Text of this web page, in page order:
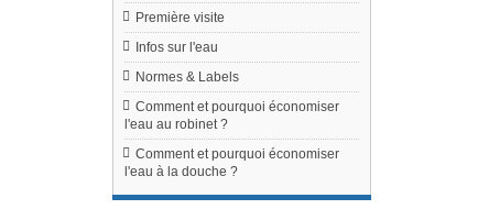
Première visite
Infos sur l'eau
Normes & Labels
Comment et pourquoi économiser
l'eau au robinet ?
Comment et pourquoi économiser
l'eau à la douche ?